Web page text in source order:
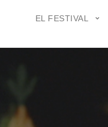
EL FESTIVAL